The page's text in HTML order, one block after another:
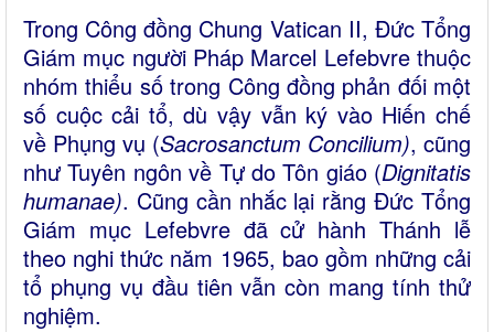
Trong Công đồng Chung Vatican II, Đức Tổng
Giám mục người Pháp Marcel Lefebvre thuộc
nhóm thiểu số trong Công đồng phản đối một
số cuộc cải tổ, dù vậy vẫn ký vào Hiến chế
về Phụng vụ (Sacrosanctum Concilium), cũng
như Tuyên ngôn về Tự do Tôn giáo (Dignitatis
humanae). Cũng cần nhắc lại rằng Đức Tổng
Giám mục Lefebvre đã cử hành Thánh lễ
theo nghi thức năm 1965, bao gồm những cải
tổ phụng vụ đầu tiên vẫn còn mang tính thử
nghiệm.